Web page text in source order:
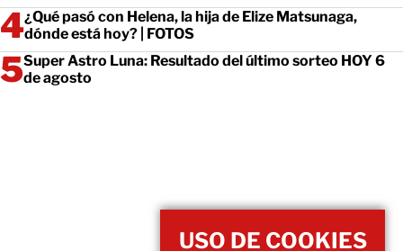
¿Qué pasó con Helena, la hija de Elize Matsunaga,
dónde está hoy? | FOTOS
Super Astro Luna: Resultado del último sorteo HOY 6
de agosto
USO DE COOKIES